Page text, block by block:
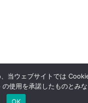
当ウェブサイトでは
使用を承諾したものとみ
OK